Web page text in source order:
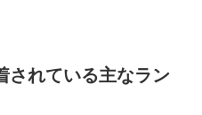
れている主なラン